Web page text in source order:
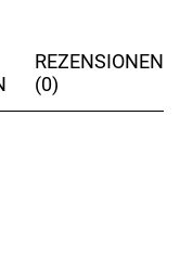
REZENSIONEN
(0)